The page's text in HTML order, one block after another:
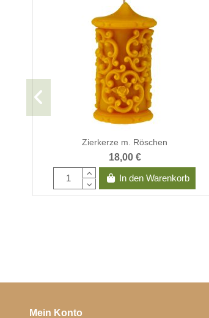
Zierkerze m. Röschen
18,00 €
In den Warenkorb
Mein Konto